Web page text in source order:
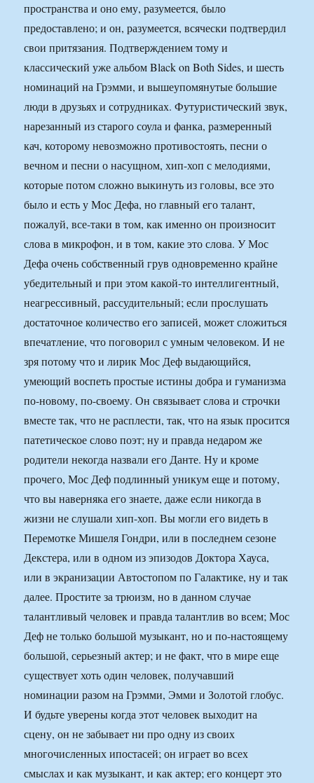
пространства и оно ему, разумеется, было
предоставлено; и он, разумеется, всячески подтвердил
свои притязания. Подтверждением тому и
классический уже альбом Black on Both Sides, и шесть
номинаций на Грэмми, и вышеупомянутые большие
люди в друзьях и сотрудниках. Футуристический звук,
нарезанный из старого соула и фанка, размеренный
кач, которому невозможно противостоять, песни о
вечном и песни о насущном, хип-хоп с мелодиями,
которые потом сложно выкинуть из головы, все это
было и есть у Мос Дефа, но главный его талант,
пожалуй, все-таки в том, как именно он произносит
слова в микрофон, и в том, какие это слова. У Мос
Дефа очень собственный грув одновременно крайне
убедительный и при этом какой-то интеллигентный,
неагрессивный, рассудительный; если прослушать
достаточное количество его записей, может сложиться
впечатление, что поговорил с умным человеком. И не
зря потому что и лирик Мос Деф выдающийся,
умеющий воспеть простые истины добра и гуманизма
по-новому, по-своему. Он связывает слова и строчки
вместе так, что не расплести, так, что на язык просится
патетическое слово поэт; ну и правда недаром же
родители некогда назвали его Данте. Ну и кроме
прочего, Мос Деф подлинный уникум еще и потому,
что вы наверняка его знаете, даже если никогда в
жизни не слушали хип-хоп. Вы могли его видеть в
Перемотке Мишеля Гондри, или в последнем сезоне
Декстера, или в одном из эпизодов Доктора Хауса,
или в экранизации Автостопом по Галактике, ну и так
далее. Простите за трюизм, но в данном случае
талантливый человек и правда талантлив во всем; Мос
Деф не только большой музыкант, но и по-настоящему
большой, серьезный актер; и не факт, что в мире еще
существует хоть один человек, получавший
номинации разом на Грэмми, Эмми и Золотой глобус.
И будьте уверены когда этот человек выходит на
сцену, он не забывает ни про одну из своих
многочисленных ипостасей; он играет во всех
смыслах и как музыкант, и как актер; его концерт это